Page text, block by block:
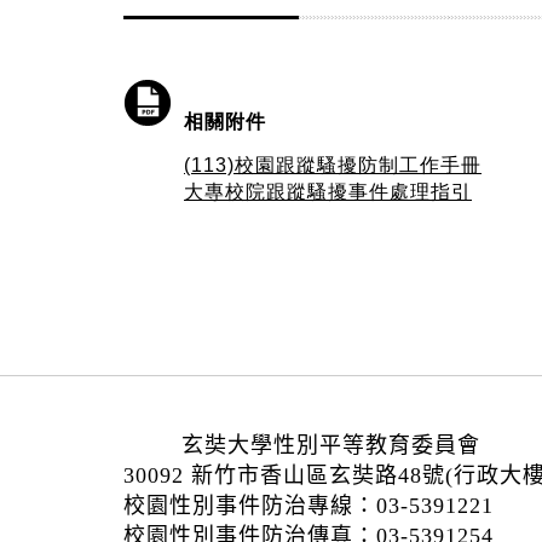
相關附件
(113)校園跟蹤騷擾防制工作手冊
大專校院跟蹤騷擾事件處理指引
玄奘大學性別平等教育委員會
30092 新竹市香山區玄奘路48號(行政大
校園性別事件防治專線：03-5391221
校園性別事件防治傳真：03-5391254